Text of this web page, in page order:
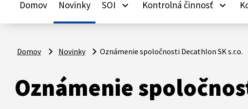
Domov Novinky SOI keyboard_arrow_down Kontrolná činnosť keyboard_arrow_down
Domov Novinky Oznámenie spoločnosti Decathlon SK s.r.o.
Oznámenie